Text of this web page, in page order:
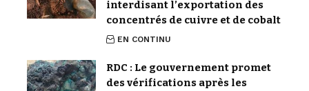
interdisant l’exportation des
concentrés de cuivre et de cobalt
EN CONTINU
RDC : Le gouvernement promet
des vérifications après les